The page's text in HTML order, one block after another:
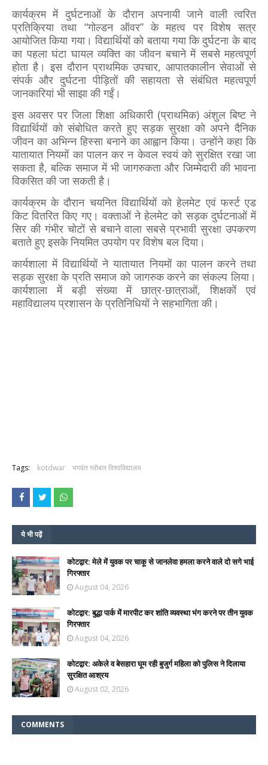
कार्यक्रम में दुर्घटनाओं के दौरान अपनायी जाने वाली त्वरित
प्रतिक्रिया तथा “गोल्डन ऑवर” के महत्व पर विशेष सत्र
आयोजित किया गया। विद्यार्थियों को बताया गया कि दुर्घटना के बाद
का पहला घंटा घायल व्यक्ति का जीवन बचाने में सबसे महत्वपूर्ण
होता है। इस दौरान प्राथमिक उपचार, आपातकालीन सेवाओं से
संपर्क और दुर्घटना पीड़ितों की सहायता से संबंधित महत्वपूर्ण
जानकारियां भी साझा की गईं।
इस अवसर पर जिला शिक्षा अधिकारी (प्राथमिक) अंशुल बिष्ट ने
विद्यार्थियों को संबोधित करते हुए सड़क सुरक्षा को अपने दैनिक
जीवन का अभिन्न हिस्सा बनाने का आह्वान किया। उन्होंने कहा कि
यातायात नियमों का पालन कर न केवल स्वयं को सुरक्षित रखा जा
सकता है, बल्कि समाज में भी जागरुकता और जिम्मेदारी की भावना
विकसित की जा सकती है।
कार्यक्रम के दौरान चयनित विद्यार्थियों को हेलमेट एवं फर्स्ट एड
किट वितरित किए गए। वक्ताओं ने हेलमेट को सड़क दुर्घटनाओं में
सिर की गंभीर चोटों से बचाने वाला सबसे प्रभावी सुरक्षा उपकरण
बताते हुए इसके नियमित उपयोग पर विशेष बल दिया।
कार्यशाला में विद्यार्थियों ने यातायात नियमों का पालन करने तथा
सड़क सुरक्षा के प्रति समाज को जागरुक करने का संकल्प लिया।
कार्यशाला में बड़ी संख्या में छात्र-छात्राओं, शिक्षकों एवं
महाविद्यालय प्रशासन के प्रतिनिधियों ने सहभागिता की।
Tags: kotdwar भगवंत ग्लोबल विश्वविद्यालय
ये भी पढ़ें
कोटद्वार: मेले में युवक पर चाकू से जानलेवा हमला करने वाले दो सगे भाई
गिरफ्तार
August 04, 2026
कोटद्वार: बुद्धा पार्क में मारपीट कर शांति व्यवस्था भंग करने पर तीन युवक
गिरफ्तार
August 04, 2026
कोटद्वार: अकेले व बेसहारा घूम रही बुजुर्ग महिला को पुलिस ने दिलाया
सुरक्षित आश्रय
August 02, 2026
COMMENTS